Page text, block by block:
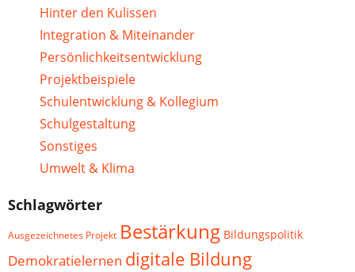
Hinter den Kulissen
Integration & Miteinander
Persönlichkeitsentwicklung
Projektbeispiele
Schulentwicklung & Kollegium
Schulgestaltung
Sonstiges
Umwelt & Klima
Schlagwörter
Ausgezeichnetes Projekt Bestärkung Bildungspolitik
Demokratielernen digitale Bildung